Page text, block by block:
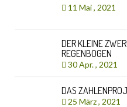
11 Mai , 2021
DER KLEINE
REGENBOGEN
30 Apr. , 2021
DAS
25 März , 2021